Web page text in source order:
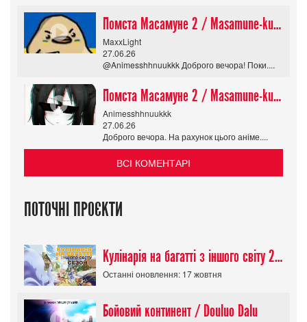
Помста Масамуне 2 / Masamune-kun no Revenge R
MaxxLight
27.06.26
@Animesshhnuukkk Доброго вечора! Поки....
Помста Масамуне 2 / Masamune-kun no Revenge R
Animesshhnuukkk
27.06.26
Доброго вечора. На рахунок цього аніме....
ВСІ КОМЕНТАРІ
ПОТОЧНІ ПРОЄКТИ
Кулінарія на багатті з іншого світу 2 сезон/ Tondemo Skill de Isekai Hourou
Останні оновлення: 17 жовтня
Бойовий континент / Douluo Dalu